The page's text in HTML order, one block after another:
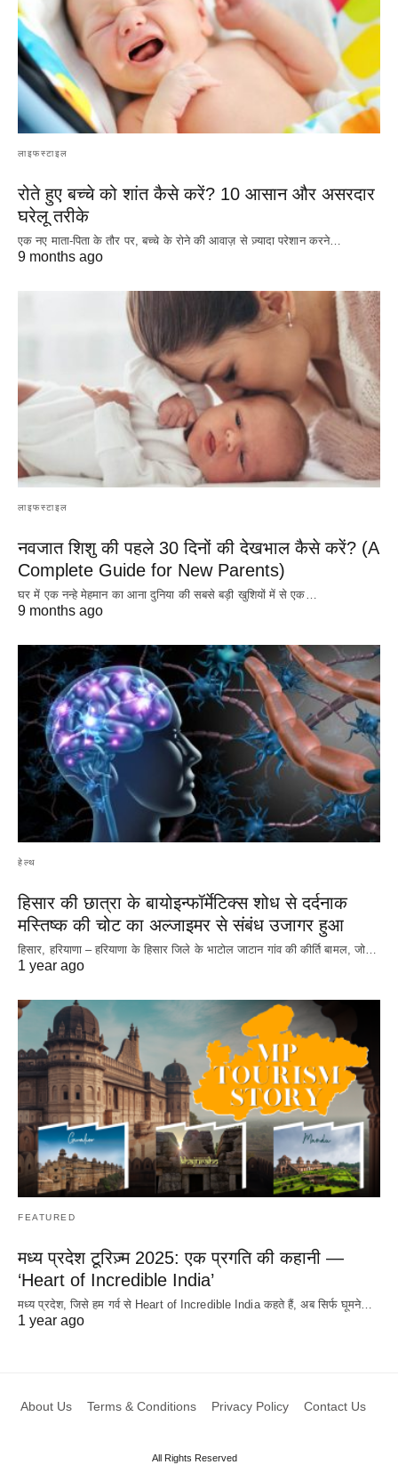
लाइफस्टाइल
रोते हुए बच्चे को शांत कैसे करें? 10 आसान और असरदार
घरेलू तरीके
एक नए माता-पिता के तौर पर, बच्चे के रोने की आवाज़ से ज़्यादा परेशान करने…
9 months ago
लाइफस्टाइल
नवजात शिशु की पहले 30 दिनों की देखभाल कैसे करें? (A
Complete Guide for New Parents)
घर में एक नन्हे मेहमान का आना दुनिया की सबसे बड़ी खुशियों में से एक…
9 months ago
हेल्थ
हिसार की छात्रा के बायोइन्फॉर्मेटिक्स शोध से दर्दनाक
मस्तिष्क की चोट का अल्जाइमर से संबंध उजागर हुआ
हिसार, हरियाणा – हरियाणा के हिसार जिले के भाटोल जाटान गांव की कीर्ति बामल, जो…
1 year ago
FEATURED
मध्य प्रदेश टूरिज़्म 2025: एक प्रगति की कहानी —
‘Heart of Incredible India’
मध्य प्रदेश, जिसे हम गर्व से Heart of Incredible India कहते हैं, अब सिर्फ घूमने…
1 year ago
About Us Terms & Conditions Privacy Policy Contact Us
All Rights Reserved